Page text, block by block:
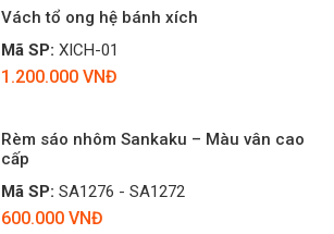
Vách tổ ong hệ bánh xích
Mã SP: XICH-01
1.200.000 VNĐ
Rèm sáo nhôm Sankaku – Màu vân cao
cấp
Mã SP: SA1276 - SA1272
600.000 VNĐ